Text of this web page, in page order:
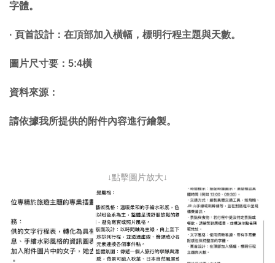
字體。
· 頁首設計：在頂部加入橫幅，標明行程主題與天數。
圖片尺寸要：5:4橫
資料來源：
請依據我所提供的附件內容進行繪製。
↓點擊圖片放大↓